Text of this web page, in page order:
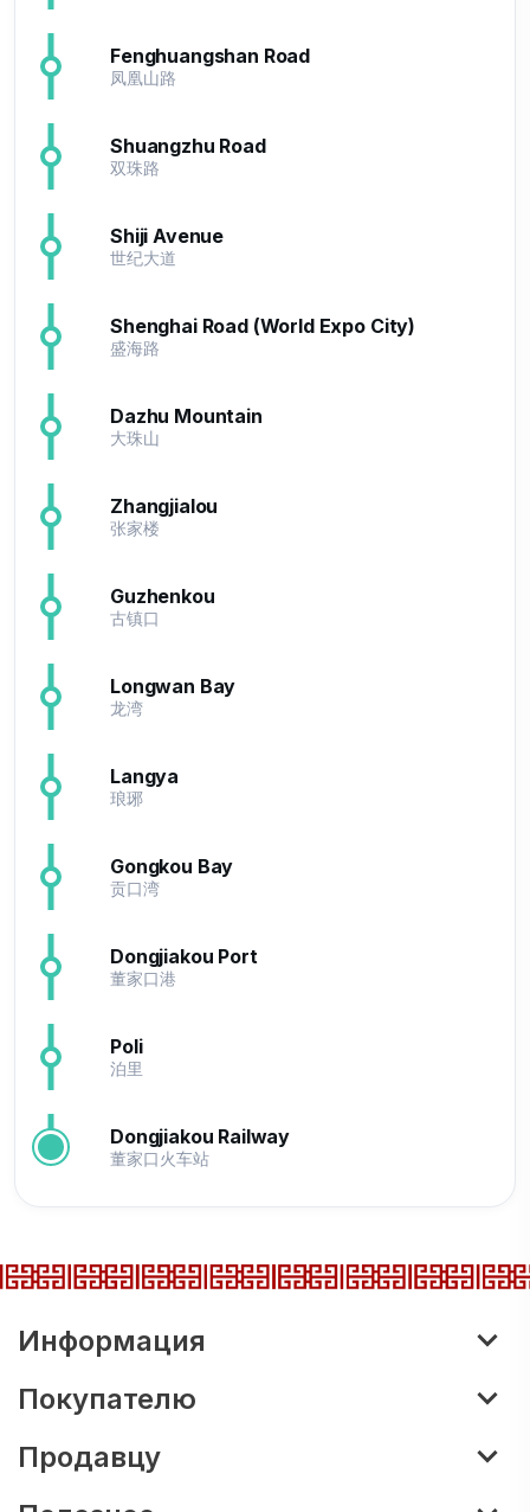
Fenghuangshan Road
凤凰山路
Shuangzhu Road
双珠路
Shiji Avenue
世纪大道
Shenghai Road (World Expo City)
盛海路
Dazhu Mountain
大珠山
Zhangjialou
张家楼
Guzhenkou
古镇口
Longwan Bay
龙湾
Langya
琅琊
Gongkou Bay
贡口湾
Dongjiakou Port
董家口港
Poli
泊里
Dongjiakou Railway
董家口火车站
Информация
Покупателю
Продавцу